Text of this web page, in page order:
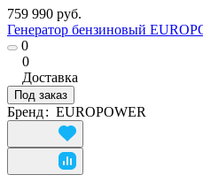
759 990 руб.
Генератор бензиновый
0
0
Доставка
Под заказ
Бренд: EUROPOWER